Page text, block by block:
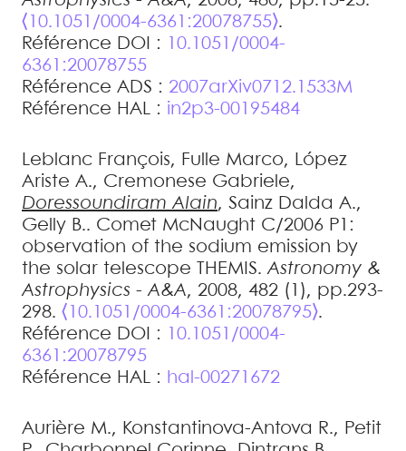
⟨10.1051/0004-6361:20078755⟩.
Référence DOI :
10.1051/0004-
6361:20078755
Référence ADS : 2007arXiv0712.1533M
Référence HAL : in2p3-00195484
Leblanc François, Fulle Marco, López
Ariste A., Cremonese Gabriele,
Doressoundiram Alain, Sainz Dalda A.,
Gelly B.. Comet McNaught C/2006 P1:
observation of the sodium emission by
the solar telescope THEMIS.Astronomy &
Astrophysics - A&A, 2008, 482 (1), pp.293-
298. ⟨10.1051/0004-6361:20078795⟩.
Référence DOI :
10.1051/0004-
6361:20078795
Référence HAL : hal-00271672
Aurière M., Konstantinova-Antova R., Petit